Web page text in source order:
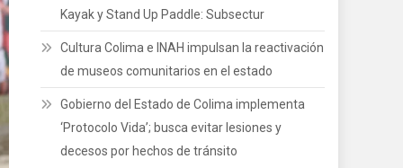
Kayak y Stand Up Paddle: Subsectur
Cultura Colima e INAH impulsan la reactivación
de museos comunitarios en el estado
Gobierno del Estado de Colima implementa
‘Protocolo Vida’; busca evitar lesiones y
decesos por hechos de tránsito